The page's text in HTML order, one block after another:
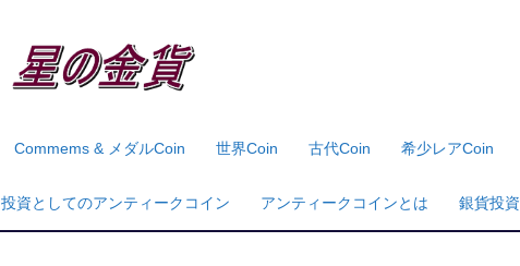
Commems & メダルcoin 世界coin 古代coin 希少レアcoin
投資としてのアンティークコイン アンティークコインとは 銀貨投資